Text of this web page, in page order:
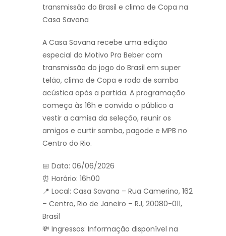
transmissão do Brasil e clima de Copa na
Casa Savana
A Casa Savana recebe uma edição
especial do Motivo Pra Beber com
transmissão do jogo do Brasil em super
telão, clima de Copa e roda de samba
acústica após a partida. A programação
começa às 16h e convida o público a
vestir a camisa da seleção, reunir os
amigos e curtir samba, pagode e MPB no
Centro do Rio.
📅 Data: 06/06/2026
⏰ Horário: 16h00
📍 Local: Casa Savana – Rua Camerino, 162
– Centro, Rio de Janeiro – RJ, 20080-011,
Brasil
💸 Ingressos: Informação disponível na